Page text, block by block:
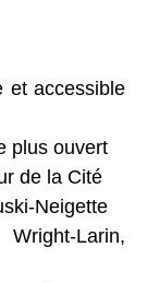
et accessible
plus ouvert
de la Cité
Neigette
Larin,